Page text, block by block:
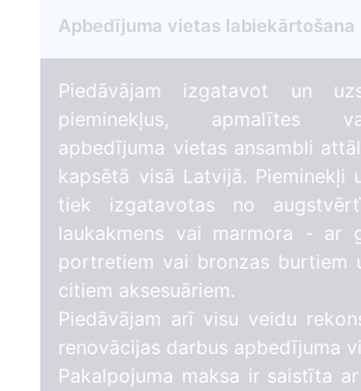
Apbedījuma vietas labiekārtošana
Piedāvājam izgatavot un
pieminekļus, apmalītes
apbedījuma vietas ansambli
kapsētā visā Latvijā. Pieminekļi
tiek izgatavotas no
laukakmens vai marmora - ar
portretiem vai bronzas burtiem
citiem aksesuāriem.
Piedāvājam arī visu veidu
renovācijas darbus apbedījuma
Pakalpojuma maksa ir saistīta